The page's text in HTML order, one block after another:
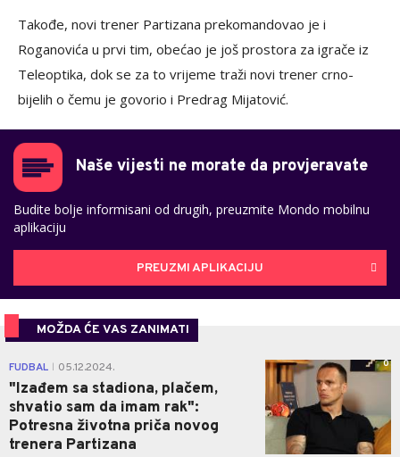
Takođe, novi trener Partizana prekomandovao je i
Roganovića u prvi tim, obećao je još prostora za igrače iz
Teleoptika, dok se za to vrijeme traži novi trener crno-
bijelih o čemu je govorio i Predrag Mijatović.
Naše vijesti ne morate da provjeravate
Budite bolje informisani od drugih, preuzmite Mondo mobilnu
aplikaciju
PREUZMI APLIKACIJU
MOŽDA ĆE VAS ZANIMATI
FUDBAL 05.12.2024.
"Izađem sa stadiona, plačem,
shvatio sam da imam rak":
Potresna životna priča novog
trenera Partizana
0